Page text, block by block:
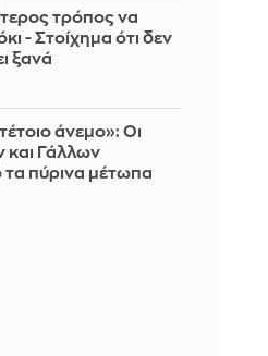
τρόπος να
- Στοίχημα ότι δεν
ξανά
άνεμο»: Οι
και Γάλλων
πύρινα μέτωπα